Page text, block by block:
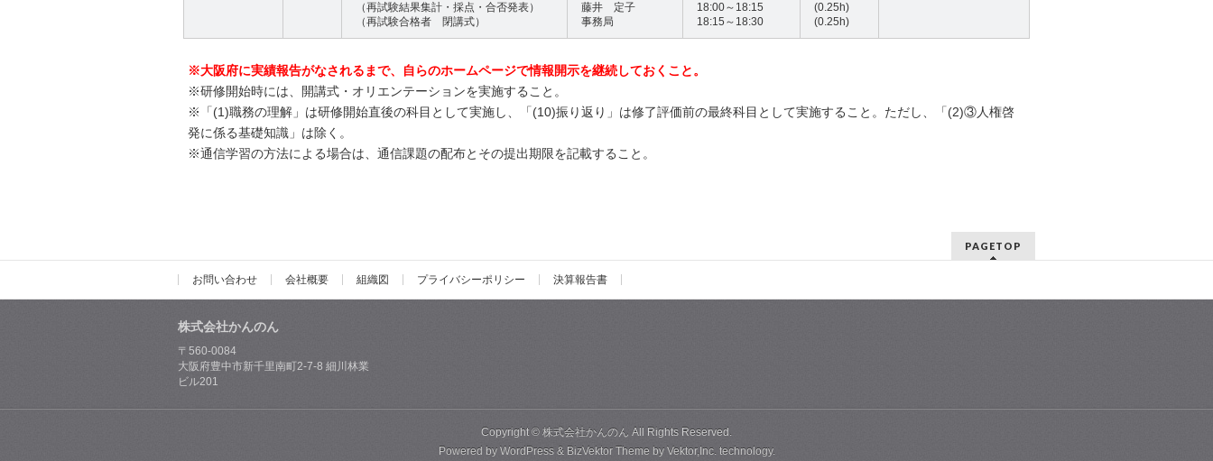
（再試験結果集計・採点・合否発表）
（再試験合格者 閉講式）
藤井 定子
事務局
18:00～18:15
18:15～18:30
(0.25h)
(0.25h)
※大阪府に実績報告がなされるまで、自らのホームページで情報開示を継続しておくこと。
※研修開始時には、開講式・オリエンテーションを実施すること。
※「(1)職務の理解」は研修開始直後の科目として実施し、「(10)振り返り」は修了評価前の最終科目として実施すること。ただし、「(2)③人権啓
発に係る基礎知識」は除く。
※通信学習の方法による場合は、通信課題の配布とその提出期限を記載すること。
PAGETOP
お問い合わせ 会社概要 組織図 プライバシーポリシー 決算報告書
株式会社かんのん
〒560-0084
大阪府豊中市新千里南町2-7-8 細川林業
ビル201
Copyright © 株式会社かんのん All Rights Reserved.
Powered by WordPress& BizVektor Theme by Vektor,Inc.technology.